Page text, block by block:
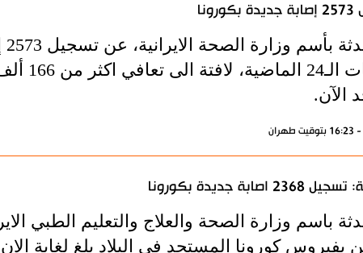
خلال
الآن.
جديدة بكورونا
باسم وزارة الصحة والعلاج والتعليم الطبي